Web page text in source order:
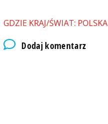
GDZIE KRAJ/ŚWIAT: POLSKA
Dodaj komentarz